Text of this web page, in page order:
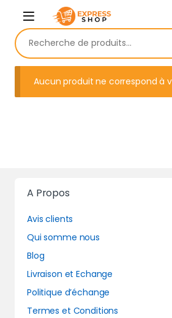
Skip to navigation
Skip to content
Recherche pour :
Aucun produit ne correspond à
A Propos
Avis clients
Qui somme nous
Blog
Livraison et Echange
Politique d’échange
Termes et Conditions